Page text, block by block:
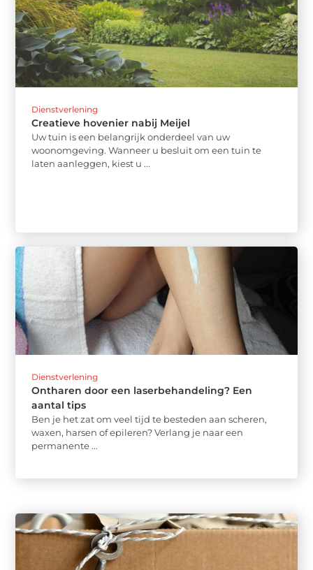
Dienstverlening
Creatieve hovenier nabij Meijel
Uw tuin is een belangrijk onderdeel van uw
woonomgeving. Wanneer u besluit om een tuin te
laten aanleggen, kiest u ...
Dienstverlening
Ontharen door een laserbehandeling? Een
aantal tips
Ben je het zat om veel tijd te besteden aan scheren,
waxen, harsen of epileren? Verlang je naar een
permanente ...